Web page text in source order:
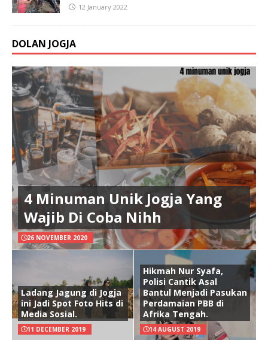
12 January 2022
DOLAN JOGJA
4 Minuman Unik Jogja Yang
Wajib Di Coba Nihh
26 NOVEMBER 2020
Ladang Jagung di Jogja
ini Jadi Spot Foto Hits di
Media Sosial.
11 DECEMBER 2019
Hikmah Nur Syafa,
Polisi Cantik Asal
Bantul Menjadi Pasukan
Perdamaian PBB di
Afrika Tengah.
14 AUGUST 2019